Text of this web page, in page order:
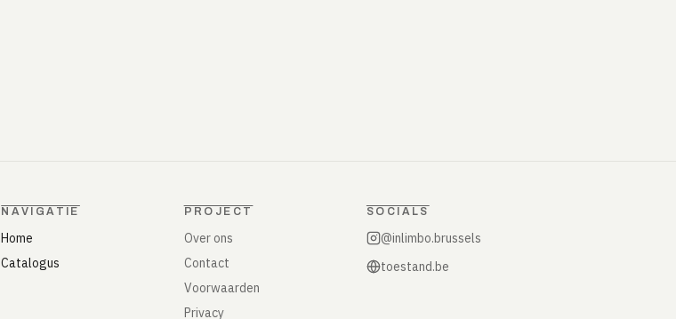
NAVIGATIE
Home
Catalogus
PROJECT
Over ons
Contact
Voorwaarden
Privacy
SOCIALS
@inlimbo.brussels
toestand.be